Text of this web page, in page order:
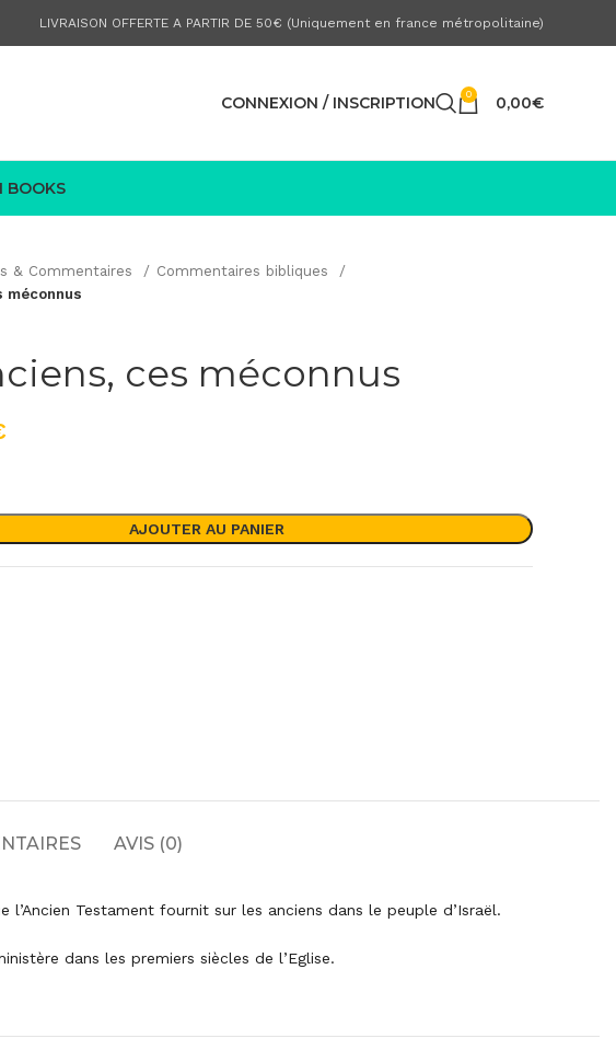
LIVRAISON OFFERTE A PARTIR DE 50€ (Uniquement en france métropolitaine)
CONNEXION / INSCRIPTION 0 0,00€
BOOKS
& Commentaires
Commentaires bibliques
méconnus
ces méconnus
AJOUTER AU PANIER
AVIS (0)
Testament fournit sur les anciens dans le peuple d’Israël.
dans les premiers siècles de l’Eglise.